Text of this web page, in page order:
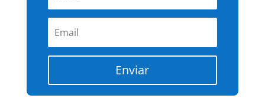
Enviar